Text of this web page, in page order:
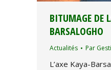
BITUMAGE DE
BARSALOGHO
Actualités Par
L’axe Kaya-